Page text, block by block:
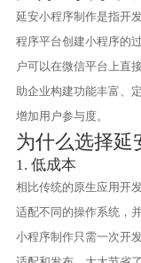
延安小程序制作是指开
程序平台创建小程序的
户可以在微信平台上直
助企业构建功能丰富、
增加用户参与度。
为什么选择延
1. 低成本
相比传统的原生应用开
适配不同的操作系统，
小程序制作只需一次开